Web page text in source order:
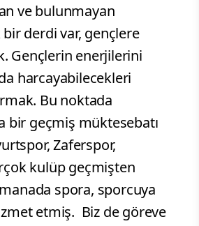
ve bulunmayan
derdi var, gençlere
Gençlerin enerjilerini
harcayabilecekleri
Bu noktada
bir geçmiş müktesebatı
Zaferspor,
kulüp geçmişten
spora, sporcuya
etmiş. Biz de göreve